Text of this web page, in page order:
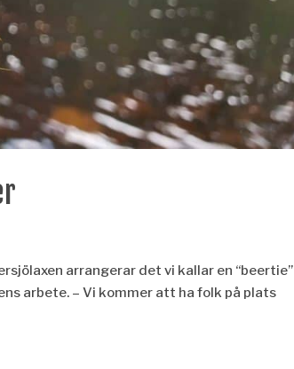
arrangerar det vi kallar en “beertie”
arbete. – Vi kommer att ha folk på plats